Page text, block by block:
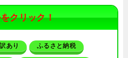
クリック！
訳あり ふるさと納税